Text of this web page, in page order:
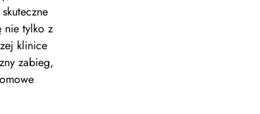
nie tylko z
klinice
zabieg,